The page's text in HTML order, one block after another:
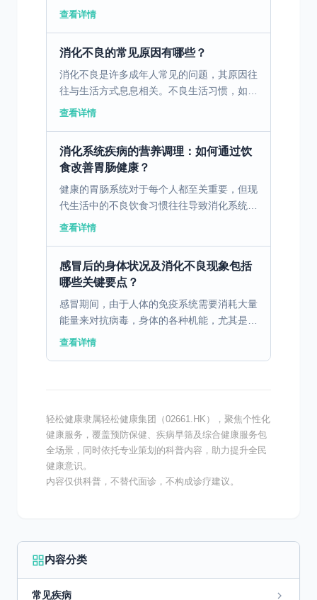
这些饮食习惯会导致胃肠蠕动减慢，粪便变得
查看详情
消化不良的常见原因有哪些？
消化不良是许多成年人常见的问题，其原因往
往与生活方式息息相关。不良生活习惯，如不
规律的作息和饮食习惯，可能导致胃肠功能失
查看详情
消化系统疾病的营养调理：如何通过饮
食改善胃肠健康？
健康的胃肠系统对于每个人都至关重要，但现
代生活中的不良饮食习惯往往导致消化系统疾
病的高发。通过科学合理的饮食调理，可以有
查看详情
感冒后的身体状况及消化不良现象包括
哪些关键要点？
感冒期间，由于人体的免疫系统需要消耗大量
能量来对抗病毒，身体的各种机能，尤其是消
化系统，可能会受到影响。免疫系统启动后，
查看详情
轻松健康隶属轻松健康集团（02661.HK），聚焦个性化
健康服务，覆盖预防保健、疾病早筛及综合健康服务包
全场景，同时依托专业策划的科普内容，助力提升全民
健康意识。
内容仅供科普，不替代面诊，不构成诊疗建议。
内容分类
常见疾病